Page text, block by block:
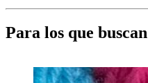
Para los que